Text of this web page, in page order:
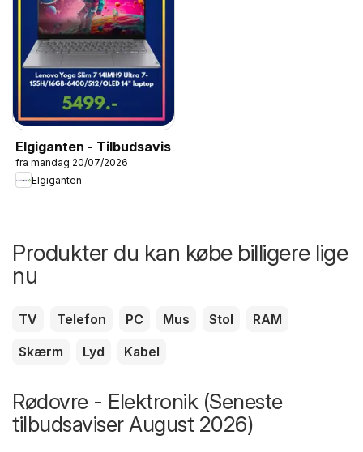
Elgiganten - Tilbudsavis
fra mandag 20/07/2026
Elgiganten
Produkter du kan købe billigere lige
nu
TV Telefon PC Mus Stol
RAM
Skærm
Lyd Kabel
Rødovre - Elektronik (Seneste
tilbudsaviser August 2026)